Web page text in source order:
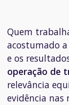
Quem
acostumado
e os
operação de
relevância
evidência nas